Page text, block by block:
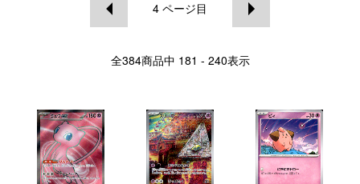
4 ページ目
全384商品中 181 - 240表示